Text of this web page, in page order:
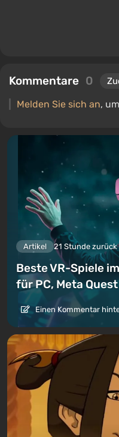
Kommentare 0
Melden Sie sich an,
Artikel 21 Stunde zurück
Beste VR-Spiele
für PC, Meta
Einen Kommentar